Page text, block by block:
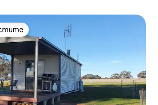
избор на гостите